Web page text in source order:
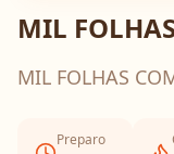
MIL
MIL FOLHAS
Preparo